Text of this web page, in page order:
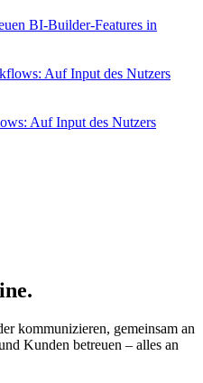
BI-Builder-Features in
Auf Input des Nutzers
kommunizieren, gemeinsam an
Kunden betreuen – alles an